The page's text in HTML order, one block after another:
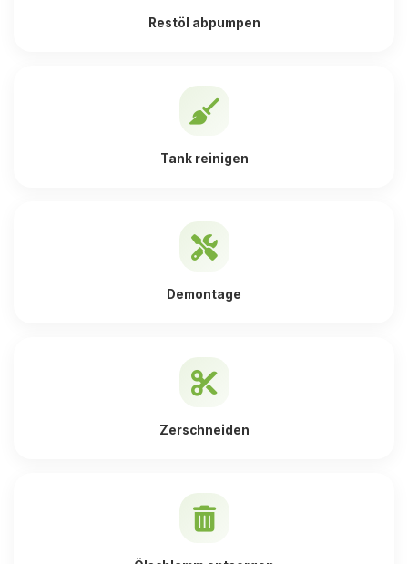
Restöl abpumpen
Tank reinigen
Demontage
Zerschneiden